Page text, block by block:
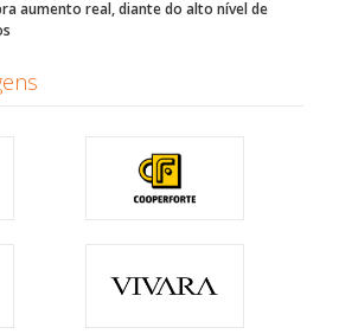
aumento real, diante do alto nível de